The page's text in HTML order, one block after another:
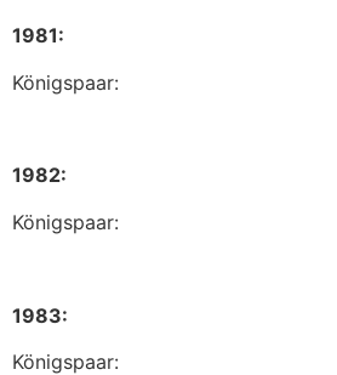
1981:
Königspaar:
1982:
Königspaar:
1983:
Königspaar: